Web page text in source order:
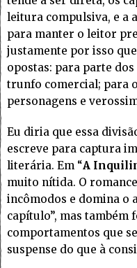
leitura compulsiva, e a
para manter o leitor
justamente por isso
opostas: para parte
trunfo comercial; para
personagens e
Eu diria que essa
escreve para captura
literária. Em “A
muito nítida. O
incômodos e domina o
capítulo”, mas também
comportamentos que
suspense do que à